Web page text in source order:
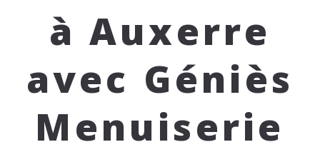
à Auxerre
avec Géniès
Menuiserie